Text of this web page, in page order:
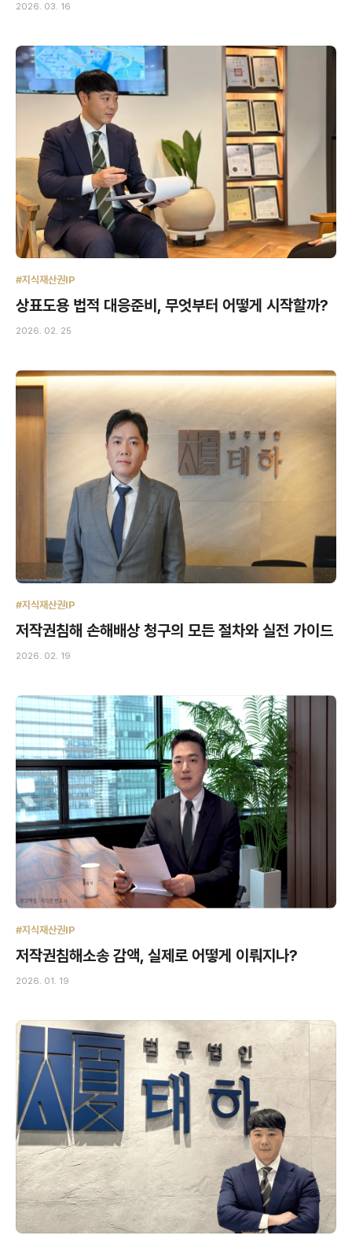
2026. 03. 16
#지식재산권IP
상표도용 법적 대응준비, 무엇부터 어떻게 시작할까?
2026. 02. 25
#지식재산권IP
저작권침해 손해배상 청구의 모든 절차와 실전 가이드
2026. 02. 19
#지식재산권IP
저작권침해소송 감액, 실제로 어떻게 이뤄지나?
2026. 01. 19